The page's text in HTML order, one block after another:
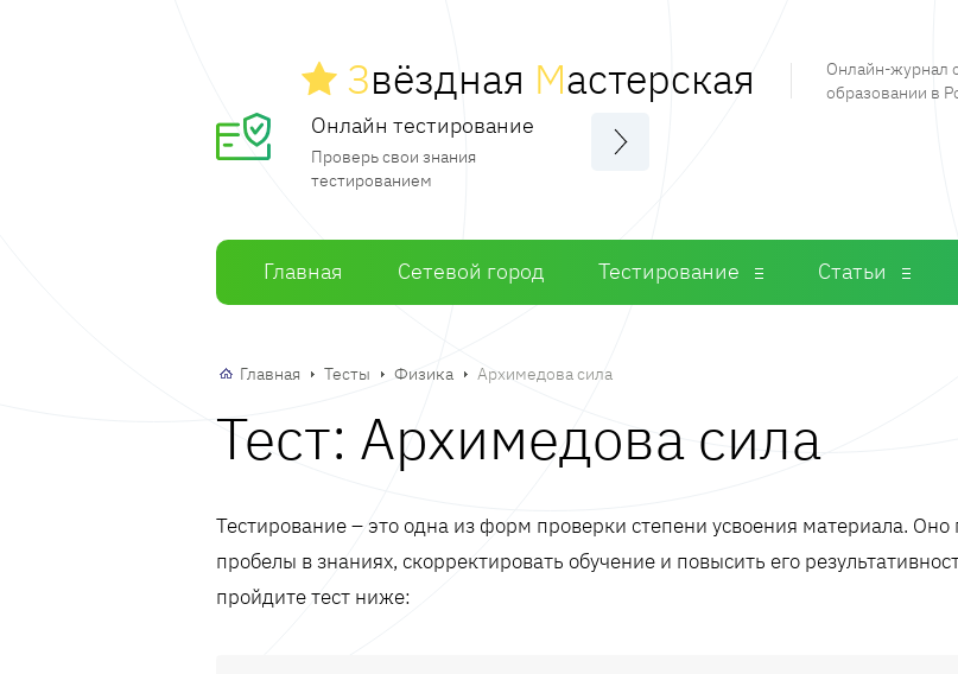
Звёздная Мастерская
Онлайн-журнал
образовании в
Онлайн тестирование
Проверь свои знания
тестированием
Главная Сетевой город Тестирование Статьи
Главная Тесты Физика Архимедова сила
Тест: Архимедова сила
Тестирование – это одна из форм проверки степени усвоения материала.
пробелы в знаниях, скорректировать обучение и повысить его
пройдите тест ниже: